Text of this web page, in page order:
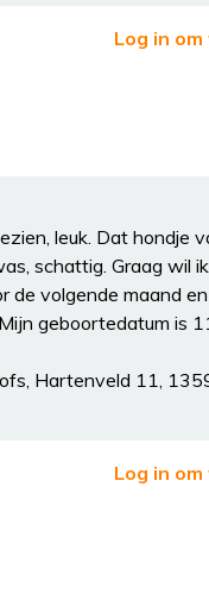
Log in
leuk. Dat hondje
schattig. Graag wil
de volgende maand
geboortedatum is
Hartenveld 11,
Log in